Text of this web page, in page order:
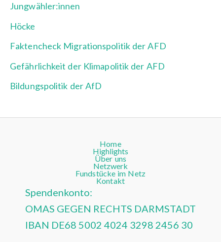
Jungwähler:innen
Höcke
Faktencheck Migrationspolitik der AFD
Gefährlichkeit der Klimapolitik der AFD
Bildungspolitik der AfD
Home
Highlights
Über uns
Netzwerk
Fundstücke im Netz
Kontakt
Spendenkonto:
OMAS GEGEN RECHTS DARMSTADT
IBAN DE68 5002 4024 3298 2456 30